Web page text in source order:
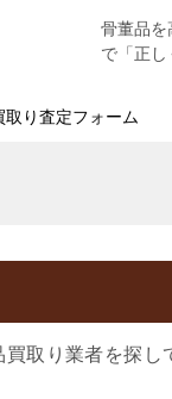
骨董品を
で「正し
取り査定フォーム
取り業者を探し